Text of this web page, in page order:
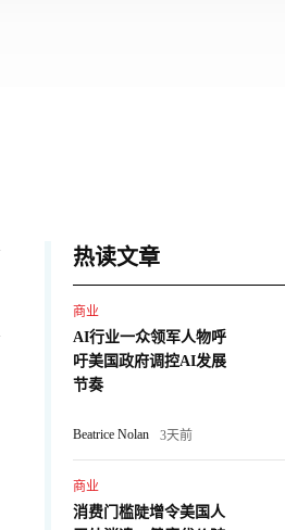
热读文章
商业
AI行业一众领军人物呼
吁美国政府调控AI发展
节奏
Beatrice Nolan 3天前
商业
消费门槛陡增令美国人